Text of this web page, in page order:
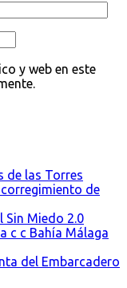
y web en este
de las Torres
de
Sin Miedo 2.0
c c Bahía Málaga
del Embarcadero